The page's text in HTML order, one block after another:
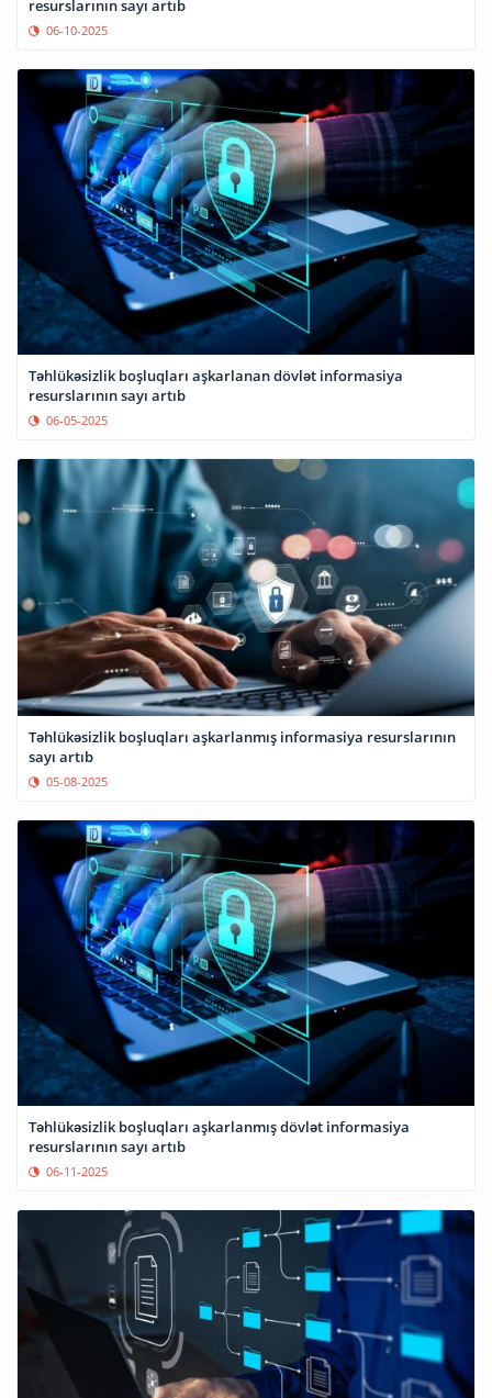
resurslarının sayı artıb
06-10-2025
Təhlükəsizlik boşluqları aşkarlanan dövlət informasiya
resurslarının sayı artıb
06-05-2025
Təhlükəsizlik boşluqları aşkarlanmış informasiya resurslarının
sayı artıb
05-08-2025
Təhlükəsizlik boşluqları aşkarlanmış dövlət informasiya
resurslarının sayı artıb
06-11-2025